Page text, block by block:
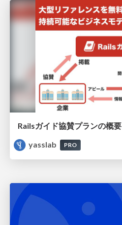
Railsガイド協賛プランの概要
yasslab
PRO